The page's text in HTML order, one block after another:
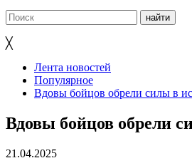
╳
Лента новостей
Популярное
Вдовы бойцов обрели силы в
Вдовы бойцов обрели
21.04.2025